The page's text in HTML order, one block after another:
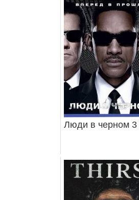
Люди в черном 3